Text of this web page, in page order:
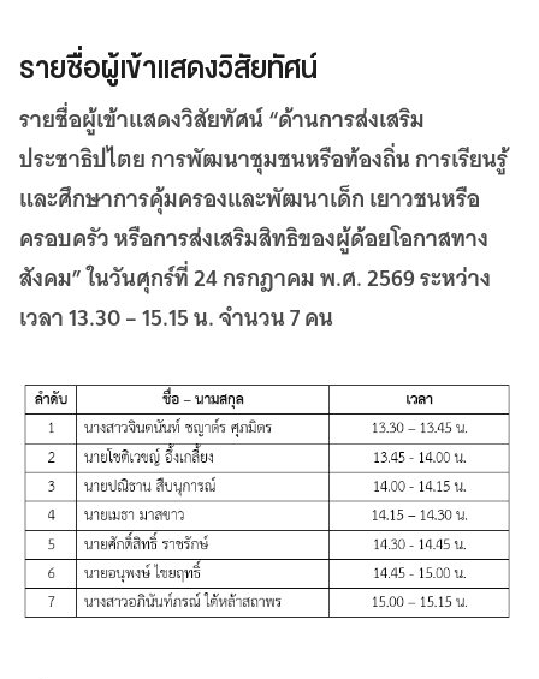
รายชื่อผู้เข้าแสดงวิสัยทัศน์
รายชื่อผู้เข้าแสดงวิสัยทัศน์ “ด้านการส่งเสริม
ประชาธิปไตย การพัฒนาชุมชนหรือท้องถิ่น การเรียนรู้
และศึกษาการคุ้มครองและพัฒนาเด็ก เยาวชนหรือ
ครอบครัว หรือการส่งเสริมสิทธิของผู้ด้อยโอกาสทาง
สังคม” ในวันศุกร์ที่ 24 กรกฎาคม พ.ศ. 2569 ระหว่าง
เวลา 13.30 – 15.15 น. จำนวน 7 คน